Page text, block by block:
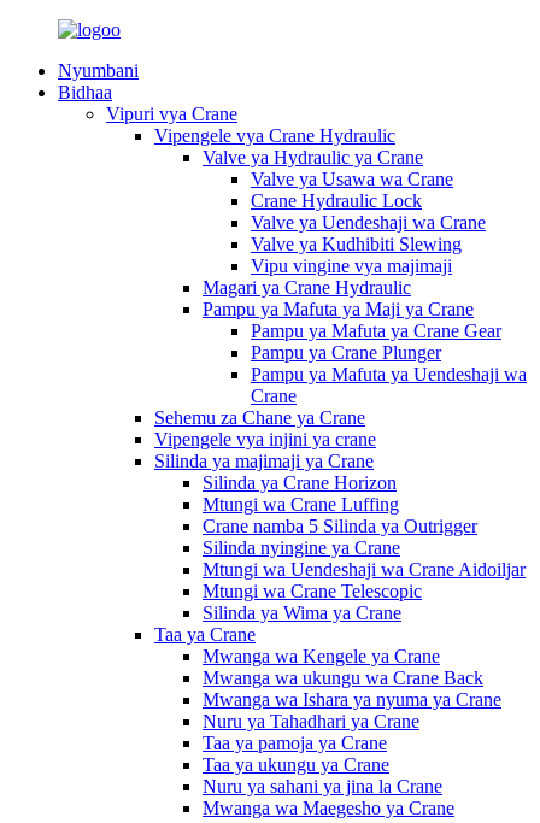
Nyumbani
Bidhaa
Vipuri vya Crane
Vipengele vya Crane Hydraulic
Valve ya Hydraulic ya Crane
Valve ya Usawa wa Crane
Crane Hydraulic Lock
Valve ya Uendeshaji wa Crane
Valve ya Kudhibiti Slewing
Vipu vingine vya majimaji
Magari ya Crane Hydraulic
Pampu ya Mafuta ya Maji ya Crane
Pampu ya Mafuta ya Crane Gear
Pampu ya Crane Plunger
Pampu ya Mafuta ya Uendeshaji wa
Crane
Sehemu za Chane ya Crane
Vipengele vya injini ya crane
Silinda ya majimaji ya Crane
Silinda ya Crane Horizon
Mtungi wa Crane Luffing
Crane namba 5 Silinda ya Outrigger
Silinda nyingine ya Crane
Mtungi wa Uendeshaji wa Crane Aidoiljar
Mtungi wa Crane Telescopic
Silinda ya Wima ya Crane
Taa ya Crane
Mwanga wa Kengele ya Crane
Mwanga wa ukungu wa Crane Back
Mwanga wa Ishara ya nyuma ya Crane
Nuru ya Tahadhari ya Crane
Taa ya pamoja ya Crane
Taa ya ukungu ya Crane
Nuru ya sahani ya jina la Crane
Mwanga wa Maegesho ya Crane